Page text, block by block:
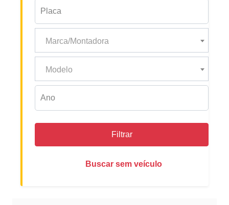
Marca/Montadora
Modelo
Filtrar
Buscar sem veículo